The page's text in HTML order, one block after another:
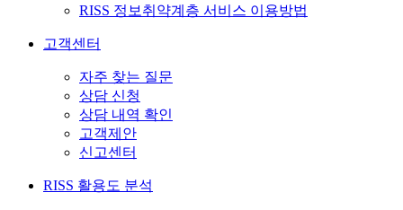
RISS 정보취약계층 서비스 이용방법
고객센터
자주 찾는 질문
상담 신청
상담 내역 확인
고객제안
신고센터
RISS 활용도 분석